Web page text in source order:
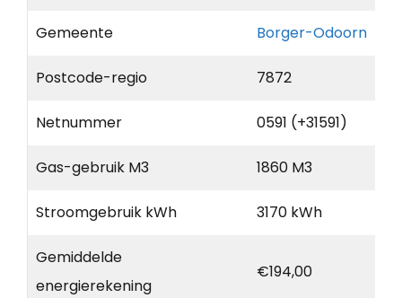
Gemeente Borger-Odoorn
Postcode-regio 7872
Netnummer 0591 (+31591)
Gas-gebruik M3 1860 M3
Stroomgebruik kWh 3170 kWh
Gemiddelde
energierekening
€194,00